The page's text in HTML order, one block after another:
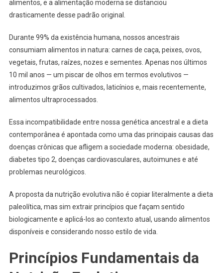
alimentos, e a alimentação moderna se distanciou
drasticamente desse padrão original.
Durante 99% da existência humana, nossos ancestrais
consumiam alimentos in natura: carnes de caça, peixes, ovos,
vegetais, frutas, raízes, nozes e sementes. Apenas nos últimos
10 mil anos — um piscar de olhos em termos evolutivos —
introduzimos grãos cultivados, laticínios e, mais recentemente,
alimentos ultraprocessados.
Essa incompatibilidade entre nossa genética ancestral e a dieta
contemporânea é apontada como uma das principais causas das
doenças crônicas que afligem a sociedade moderna: obesidade,
diabetes tipo 2, doenças cardiovasculares, autoimunes e até
problemas neurológicos.
A proposta da nutrição evolutiva não é copiar literalmente a dieta
paleolítica, mas sim extrair princípios que façam sentido
biologicamente e aplicá-los ao contexto atual, usando alimentos
disponíveis e considerando nosso estilo de vida.
Princípios Fundamentais da